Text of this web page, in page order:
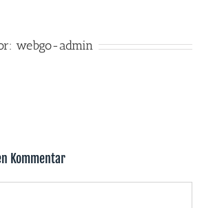
webgo-admin
Kommentar